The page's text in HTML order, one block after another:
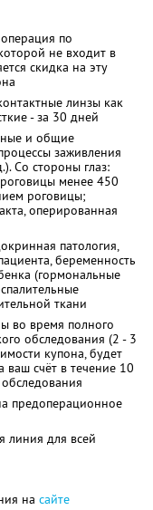
по
не входит в
скидка на эту
линзы как
- за 30 дней
и общие
заживления
Со стороны глаз:
менее 450
роговицы;
оперированная
патология,
беременность
(гормональные
ткани
во время полного
обследования (2 - 3
купона, будет
счёт в течение 10
предоперационное
линия для всей
на сайте